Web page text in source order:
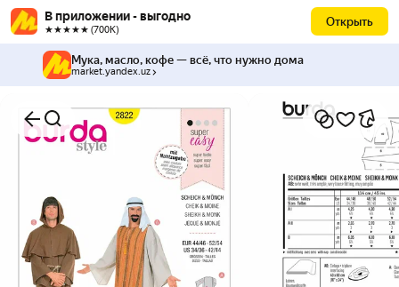
В приложении - выгодно
★★★★★ (700К)
Открыть
Мука, масло, кофе — всё, что нужно дома
market.yandex.uz